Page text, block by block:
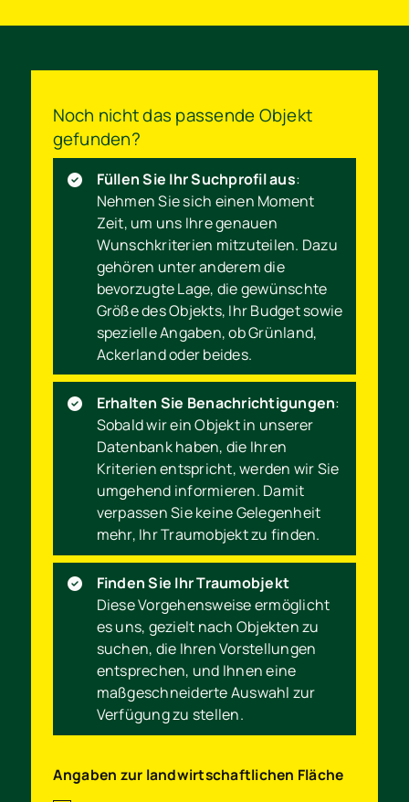
Noch nicht das passende Objekt
gefunden?
Füllen Sie Ihr Suchprofil aus:
Nehmen Sie sich einen Moment
Zeit, um uns Ihre genauen
Wunschkriterien mitzuteilen. Dazu
gehören unter anderem die
bevorzugte Lage, die gewünschte
Größe des Objekts, Ihr Budget sowie
spezielle Angaben, ob Grünland,
Ackerland oder beides.
Erhalten Sie Benachrichtigungen:
Sobald wir ein Objekt in unserer
Datenbank haben, die Ihren
Kriterien entspricht, werden wir Sie
umgehend informieren. Damit
verpassen Sie keine Gelegenheit
mehr, Ihr Traumobjekt zu finden.
Finden Sie Ihr Traumobjekt
Diese Vorgehensweise ermöglicht
es uns, gezielt nach Objekten zu
suchen, die Ihren Vorstellungen
entsprechen, und Ihnen eine
maßgeschneiderte Auswahl zur
Verfügung zu stellen.
Angaben zur landwirtschaftlichen Fläche